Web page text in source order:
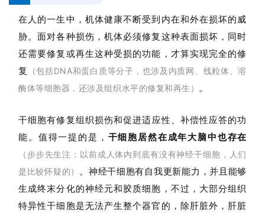
在人的一生中，机体健康不断受到内在和外在损坏的威
胁。面对各种损伤，机体必须修复这种表面损坏，同时
还需要修复或再生这种受损的功能，才算实现完全的修
复
（包括DNA和蛋白质等分子，也涉及内质网、线粒体、溶
酶体等细胞器，还涉及组织水平的修复和再生 ） 。
干细胞有修复组织损伤和促进适应性、补偿性应答的功
能。值得一提的是， 干细胞居然在成年大脑中也存在
（步步先生注：以前成人体内到底有没有神经干细胞，人们
是比较怀疑的）
。神经干细胞有自我更新能力，并且能够
生成终末分化的神经元和胶质细胞， 不过，大部分组织
特异性干细胞是无法产生整个器官的，除肝脏外，肝脏